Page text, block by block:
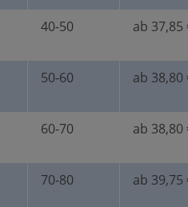
40-50 ab 37,85
50-60 ab 38,80
60-70 ab 38,80
70-80 ab 39,75